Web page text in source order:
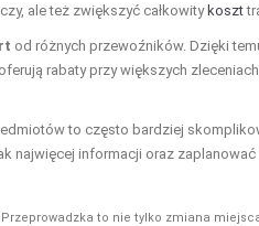
ale też zwiększyć całkowitykoszt
od różnych przewoźników. Dzięki
rabaty przy większych
to często bardziej
najwięcej informacji oraz zaplanować
Przeprowadzka to nie tylko zmiana